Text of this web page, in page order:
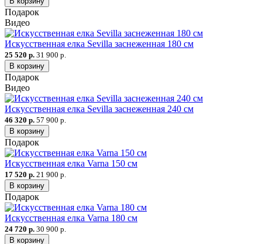
Подарок
Видео
Искусственная елка Sevilla заснеженная 180 см
25 520 р. 31 900 р.
В корзину
Подарок
Видео
Искусственная елка Sevilla заснеженная 240 см
46 320 р. 57 900 р.
В корзину
Подарок
Искусственная елка Varna 150 см
17 520 р. 21 900 р.
В корзину
Подарок
Искусственная елка Varna 180 см
24 720 р. 30 900 р.
В корзину